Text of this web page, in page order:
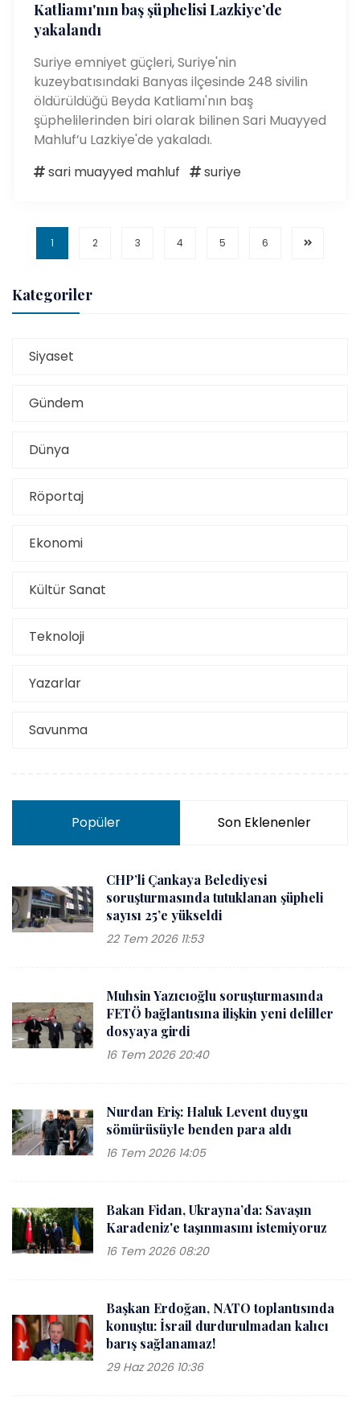
Katliamı'nın baş şüphelisi Lazkiye’de
yakalandı
Suriye emniyet güçleri, Suriye'nin
kuzeybatısındaki Banyas ilçesinde 248 sivilin
öldürüldüğü Beyda Katliamı'nın baş
şüphelilerinden biri olarak bilinen Sari Muayyed
Mahluf’u Lazkiye'de yakaladı.
sari muayyed mahluf
suriye
1 2 3 4 5 6
Kategoriler
Siyaset
Gündem
Dünya
Röportaj
Ekonomi
Kültür Sanat
Teknoloji
Yazarlar
Savunma
Popüler Son Eklenenler
CHP’li Çankaya Belediyesi
soruşturmasında tutuklanan şüpheli
sayısı 25’e yükseldi
22 Tem 2026 11:53
Muhsin Yazıcıoğlu soruşturmasında
FETÖ bağlantısına ilişkin yeni deliller
dosyaya girdi
16 Tem 2026 20:40
Nurdan Eriş: Haluk Levent duygu
sömürüsüyle benden para aldı
16 Tem 2026 14:05
Bakan Fidan, Ukrayna’da: Savaşın
Karadeniz'e taşınmasını istemiyoruz
16 Tem 2026 08:20
Başkan Erdoğan, NATO toplantısında
konuştu: İsrail durdurulmadan kalıcı
barış sağlanamaz!
29 Haz 2026 10:36